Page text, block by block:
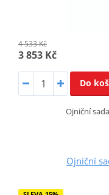
4 533 Kč
3 853 Kč
Do
Ojniční
Ojniční